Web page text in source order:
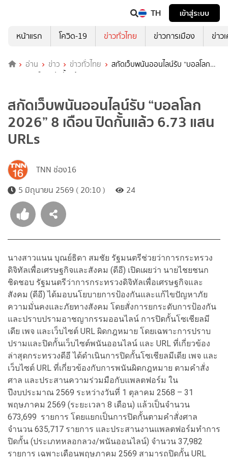
TH
เข้าสู่ระบบ
หน้าแรก
โควิด-19 ข่าวทั่วไทย ข่าวการเมือง ข่าว
อ่าน ข่าว ข่าวทั่วไทย
สกัดเว็บพนันออนไลน์รับ “บอลโลก
2026” 8 เดือน ปิดกั้นแล้ว 6.73 แสน URLs
สกัดเว็บพนันออนไลน์รับ “บอลโลก
2026” 8 เดือน ปิดกั้นแล้ว 6.73 แสน
URLs
TNN ช่อง16
5 มิถุนายน 2569 ( 20:10 )
24
นางสาวแนน บุณย์ธิดา สมชัย รัฐมนตรีช่วยว่าการกระทรวง
ดิจิทัลเพื่อเศรษฐกิจและสังคม (ดีอี) เปิดเผยว่า นายไชยชนก
ชิดชอบ รัฐมนตรีว่าการกระทรวงดิจิทัลเพื่อเศรษฐกิจและ
สังคม (ดีอี) ได้มอบนโยบายการป้องกันและแก้ไขปัญหาภัย
ความมั่นคงและภัยทางสังคม โดยสั่งการยกระดับการป้องกัน
และปราบปรามอาชญากรรมออนไลน์ การปิดกั้นโซเชียลมี
เดีย เพจ และเว็บไซต์ URL ผิดกฎหมาย โดยเฉพาะการปราบ
ปรามและปิดกั้นเว็บไซต์พนันออนไลน์ และ URL ที่เกี่ยวข้อง
ล่าสุดกระทรวงดีอี ได้ดำเนินการปิดกั้นโซเชียลมีเดีย เพจ และ
เว็บไซต์ URL ที่เกี่ยวข้องกับการพนันผิดกฎหมาย ตามคำสั่ง
ศาล และประสานความร่วมมือกับแพลตฟอร์ม ใน
ปีงบประมาณ 2569 ระหว่างวันที่ 1 ตุลาคม 2568 – 31
พฤษภาคม 2569 (ระยะเวลา 8 เดือน) แล้วเป็นจำนวน
673,699 รายการ โดยแยกเป็นการปิดกั้นตามคำสั่งศาล
จำนวน 635,717 รายการ และประสานงานแพลตฟอร์มทำการ
ปิดกั้น (ประเภทหลอกลวง/พนันออนไลน์) จำนวน 37,982
รายการ เฉพาะเดือนพฤษภาคม 2569 สามารถปิดกั้น URL